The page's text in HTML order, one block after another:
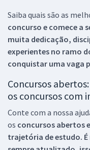
Saiba quais são as
concurso e comece a
muita dedicação,
experientes no ramo
conquistar uma vaga
Concursos
os concursos com
Conte com a nossa
os concursos abertos
trajetória de estudo.